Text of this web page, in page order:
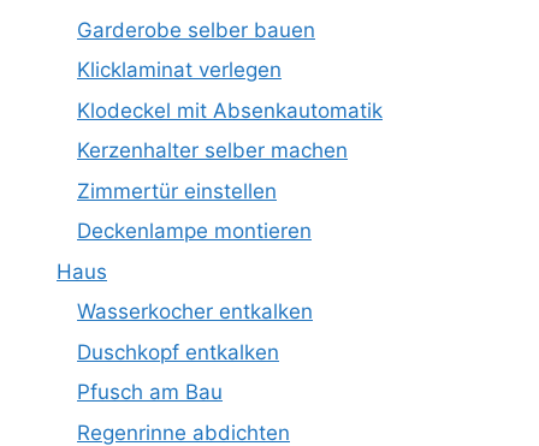
Garderobe selber bauen
Klicklaminat verlegen
Klodeckel mit Absenkautomatik
Kerzenhalter selber machen
Zimmertür einstellen
Deckenlampe montieren
Haus
Wasserkocher entkalken
Duschkopf entkalken
Pfusch am Bau
Regenrinne abdichten